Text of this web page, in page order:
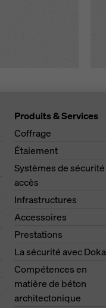
Produits & Services
Coffrage
Étaiement
Systèmes de
accès
Infrastructures
Accessoires
Prestations
La sécurité avec Doka
Compétences en
matière de béton
architectonique